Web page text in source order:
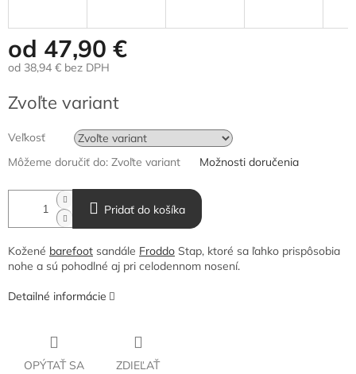
od 47,90 €
od 38,94 € bez DPH
cena:
Zvoľte variant
Veľkosť
Môžeme doručiť do: Zvoľte variant Možnosti doručenia
Pridať do košíka
Kožené barefoot sandále Froddo Stap, ktoré sa ľahko prispôsobia
nohe a sú pohodlné aj pri celodennom nosení.
Detailné informácie
OPÝTAŤ SA ZDIEĽAŤ